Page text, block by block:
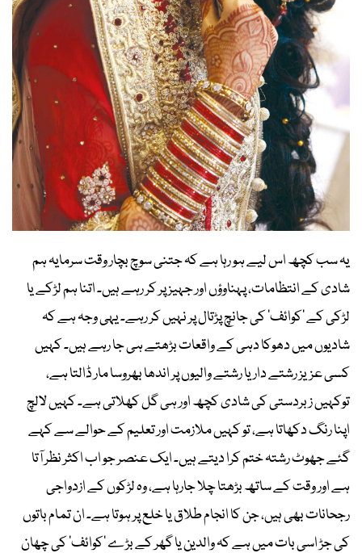
یہ سب کچھ اس لیے ہو رہا ہے کہ جتنی سوچ بچار وقت سرمایہ ہم
شادی کے انتظامات، پہناوؤں اور جہیز پر کر رہے ہیں۔ اتنا ہم لڑکے یا
لڑکی کے ’کوائف‘ کی جانچ پڑتال پر نہیں کر رہے۔ یہی وجہ ہے کہ
شادیوں میں دھوکا دہی کے واقعات بڑھتے ہی جا رہے ہیں۔ کہیں
کسی عزیز رشتے دار یا رشتے والیوں پر اندھا بھروسا مار ڈالتا ہے،
توکہیں زبردستی کی شادی کچھ اور ہی گل کھلاتی ہے۔ کہیں لالچ
اپنا رنگ دکھاتا ہے، تو کہیں ملازمت اور تعلیم کے حوالے سے کہے
گئے جھوٹ رشتہ ختم کرا دیتے ہیں۔ ایک عنصر جو اب اکثر نظر آتا
ہے اور وقت کے ساتھ بڑھتا چلا جارہا ہے، وہ لڑکوں کے ازدواجی
رجحانات بھی ہیں، جن کا انجام طلاق یا خلع پر ہوتا ہے۔ ان تمام باتوں
کی جڑ اسی بات میں ہے کہ والدین یا گھر کے بڑے ’کوائف‘ کی چھان